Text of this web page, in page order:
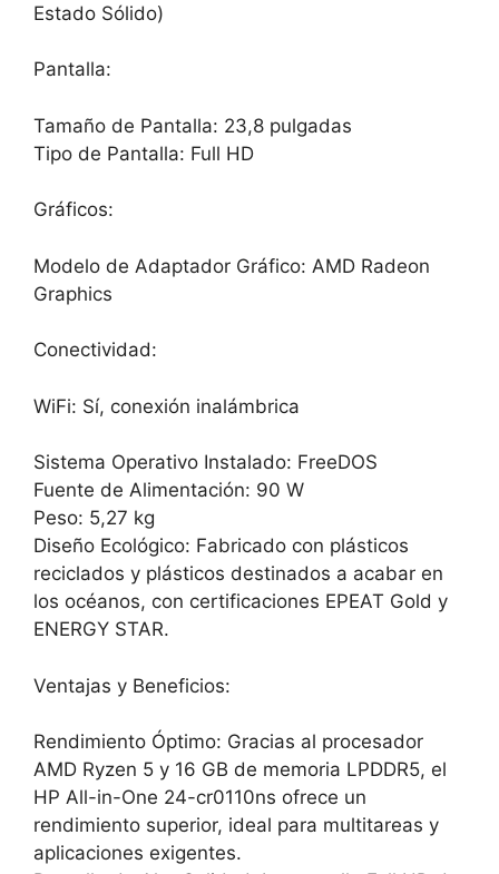
Estado Sólido)
Pantalla:
Tamaño de Pantalla: 23,8 pulgadas
Tipo de Pantalla: Full HD
Gráficos:
Modelo de Adaptador Gráfico: AMD Radeon
Graphics
Conectividad:
WiFi: Sí, conexión inalámbrica
Sistema Operativo Instalado: FreeDOS
Fuente de Alimentación: 90 W
Peso: 5,27 kg
Diseño Ecológico: Fabricado con plásticos
reciclados y plásticos destinados a acabar en
los océanos, con certificaciones EPEAT Gold y
ENERGY STAR.
Ventajas y Beneficios:
Rendimiento Óptimo: Gracias al procesador
AMD Ryzen 5 y 16 GB de memoria LPDDR5, el
HP All-in-One 24-cr0110ns ofrece un
rendimiento superior, ideal para multitareas y
aplicaciones exigentes.